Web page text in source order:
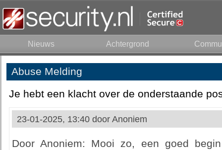
Nieuws Achtergrond
Abuse Melding
Je hebt een klacht over de onderstaande
23-01-2025, 13:40 door Anoniem
Door Anoniem: Mooi zo, een goed